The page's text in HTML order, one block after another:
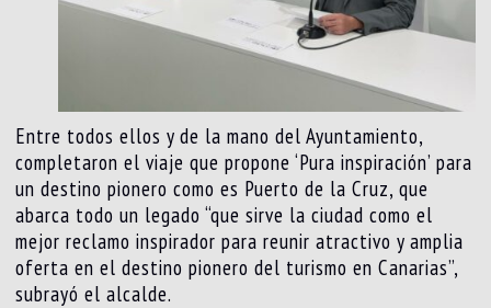
Entre todos ellos y de la mano del Ayuntamiento,
completaron el viaje que propone ‘Pura inspiración’ para
un destino pionero como es Puerto de la Cruz, que
abarca todo un legado “que sirve la ciudad como el
mejor reclamo inspirador para reunir atractivo y amplia
oferta en el destino pionero del turismo en Canarias”,
subrayó el alcalde.